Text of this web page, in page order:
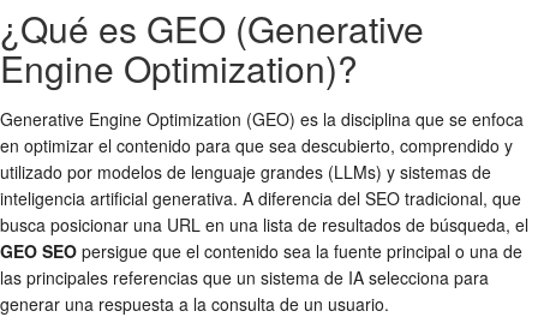
¿Qué es GEO (Generative
Engine Optimization)?
Generative Engine Optimization (GEO) es la disciplina que se enfoca
en optimizar el contenido para que sea descubierto, comprendido y
utilizado por modelos de lenguaje grandes (LLMs) y sistemas de
inteligencia artificial generativa. A diferencia del SEO tradicional, que
busca posicionar una URL en una lista de resultados de búsqueda, el
GEO SEO persigue que el contenido sea la fuente principal o una de
las principales referencias que un sistema de IA selecciona para
generar una respuesta a la consulta de un usuario.